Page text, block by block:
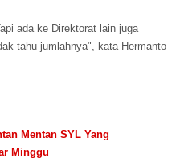
ada ke Direktorat lain juga
tahu jumlahnya", kata Hermanto
Mentan SYL Yang
Minggu